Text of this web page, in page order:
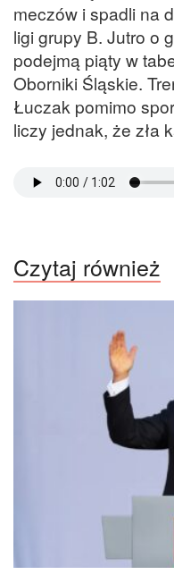
meczów i spadli na
ligi grupy B. Jutro o
podejmą piąty w
Oborniki Śląskie.
Łuczak pomimo
liczy jednak, że zła
Czytaj również